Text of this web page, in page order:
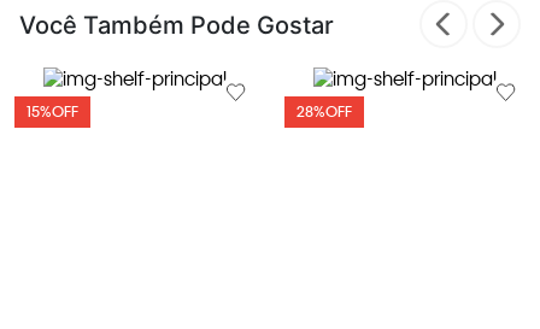
Você Também Pode Gostar
15%OFF 28%OFF